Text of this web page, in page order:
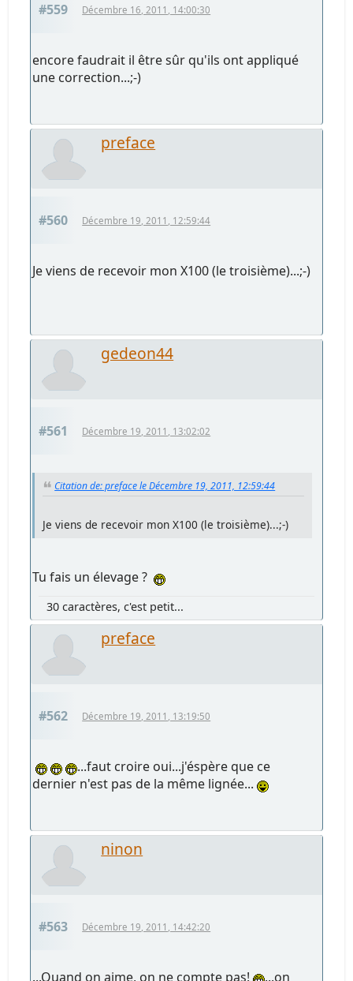
#559 Décembre 16, 2011, 14:00:30
encore faudrait il être sûr qu'ils ont appliqué
une correction...;-)
preface
#560 Décembre 19, 2011, 12:59:44
Je viens de recevoir mon X100 (le troisième)...;-)
gedeon44
#561 Décembre 19, 2011, 13:02:02
Citation de: preface le Décembre 19, 2011, 12:59:44
Je viens de recevoir mon X100 (le troisième)...;-)
Tu fais un élevage ?
30 caractères, c'est petit...
preface
#562 Décembre 19, 2011, 13:19:50
...faut croire oui...j'éspère que ce
dernier n'est pas de la même lignée...
ninon
#563 Décembre 19, 2011, 14:42:20
...Quand on aime, on ne compte pas! ...on